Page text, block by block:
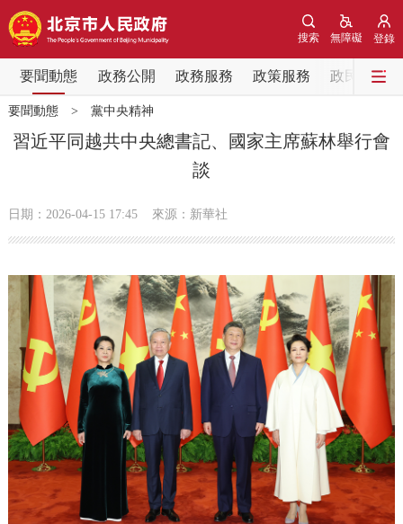
登錄
無障礙
搜索
要聞動態 政務公開 政務服務 政策服務 政民互動
要聞動態
黨中央精神
會議資訊
市領導 機構職能 政策服務
政策兌現 政策解讀 回應關切
決策公開 專題公開
政務服務
個人服務 法人服務 部門服務
要聞動態> 黨中央精神
習近平同越共中央總書記、國家主席蘇林舉行會
談
日期：2026-04-15 17:45 來源：新華社